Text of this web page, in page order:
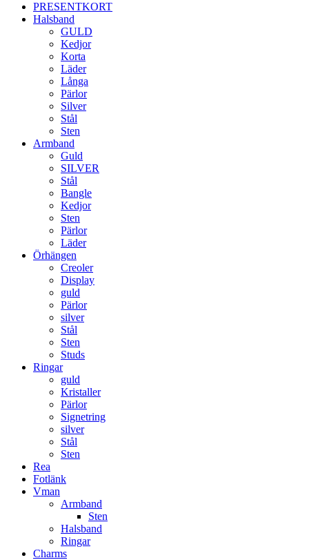
PRESENTKORT
Halsband
GULD
Kedjor
Korta
Läder
Långa
Pärlor
Silver
Stål
Sten
Armband
Guld
SILVER
Stål
Bangle
Kedjor
Sten
Pärlor
Läder
Örhängen
Creoler
Display
guld
Pärlor
silver
Stål
Sten
Studs
Ringar
guld
Kristaller
Pärlor
Signetring
silver
Stål
Sten
Rea
Fotlänk
Vman
Armband
Sten
Halsband
Ringar
Charms